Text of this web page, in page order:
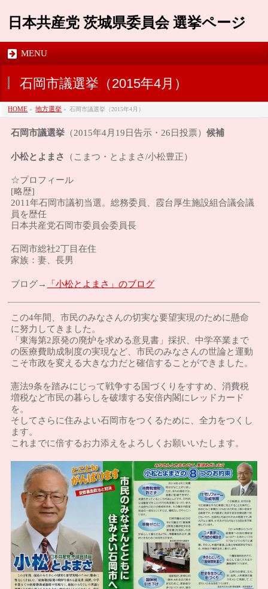
日本共産党 茨城県委員会 選挙ページ
MENU
石岡市議選挙（2015年4月）
HOME » 地方選挙 » 石岡市議選挙（2015年4月）
石岡市議選挙 （2015年4月19日告示・26日投票）候補
小松とよまさ （こまつ・とよまさ/小松豊正）
☆プロフィール
[略歴]
2011年石岡市議初当選。総務委員、霞台厚生施設組合議会議
員を歴任
日本共産党石岡市委員会委員長
石岡市総社2丁目在住
家族：妻、長男
ブログ→ 「小松とよまさ」のブログ
この4年間、市民のみなさんの切実な要望実現のために懸命
に努力してきました。
「東海第2原発の廃炉を求める意見書」採択、中学卒業まで
の医療費助成制度の実現など、市民のみなさんの世論と運動
こそ市政を変える大きな力だと確信することができました。
憲法9条を踏みにじって戦争する国づくりをすすめ、消費税
増税など市民の暮らしを破壊する安倍内閣にレッドカード
を。
そしてさらに住みよい石岡市をつくるために、全力をつくし
ます。
これまでに倍するお力添えをよろしくお願いいたします。